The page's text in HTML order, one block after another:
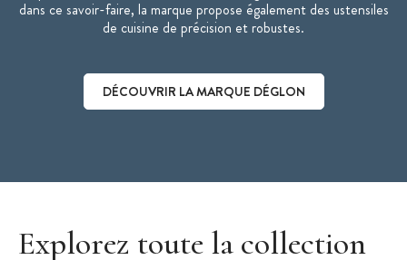
dans ce savoir-faire, la marque propose également des ustensiles
de cuisine de précision et robustes.
DÉCOUVRIR LA MARQUE DÉGLON
Explorez toute la collection